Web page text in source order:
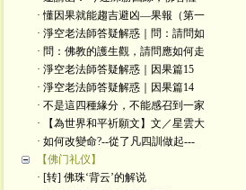
· 懂因果就能趨吉避凶—果報（第一
· 淨空老法師答疑解惑｜問：請問如
· 問：佛教的護生觀，請問應如何走
· 淨空老法師答疑解惑｜因果篇15
· 淨空老法師答疑解惑｜因果篇14
· 不是這四種緣分，不能感召到一家
· 【為世界和平祈願文】文／星雲大
· 如何改變命?--從了凡四訓做起---
【佛门礼仪】
· [转] 佛珠‘背云’的解说